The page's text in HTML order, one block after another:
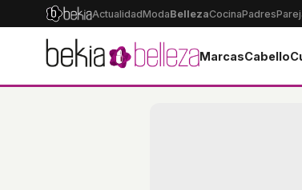
ActualidadModaBellezaCocinaPadres
MarcasCabello